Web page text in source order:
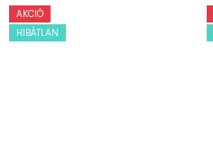
AKCIÓ
HIBÁTLAN